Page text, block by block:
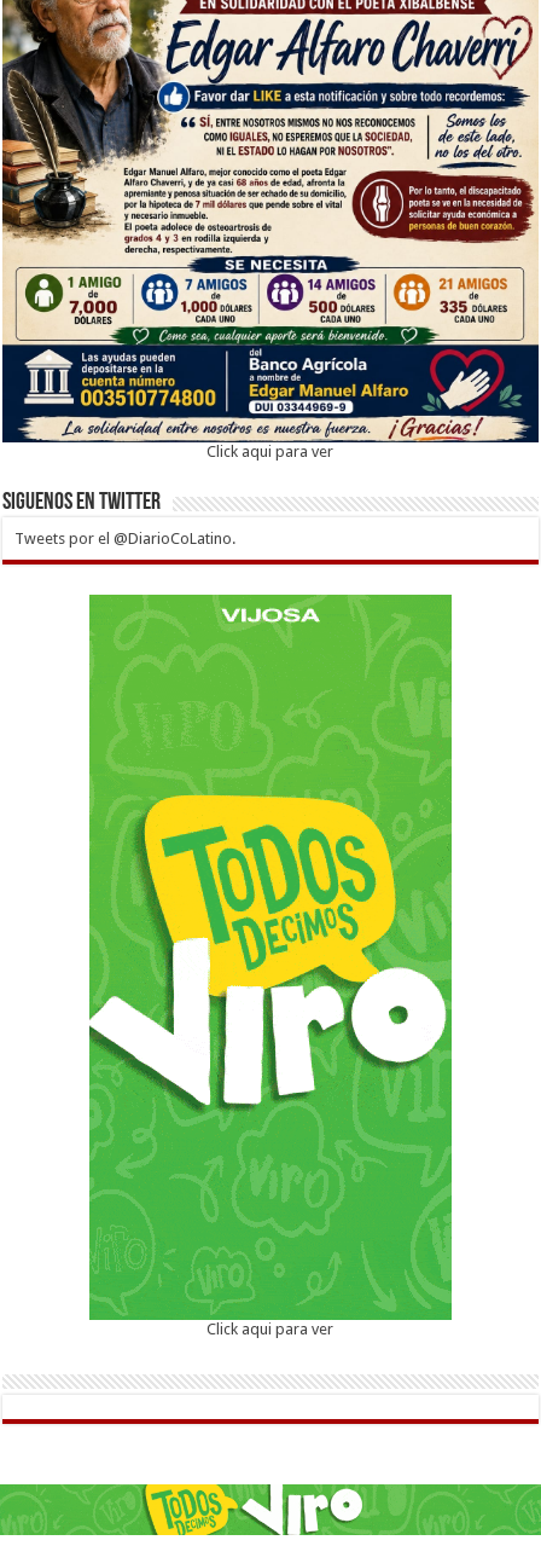
Click aqui para ver
Siguenos en twitter
Tweets por el @DiarioCoLatino.
Click aqui para ver